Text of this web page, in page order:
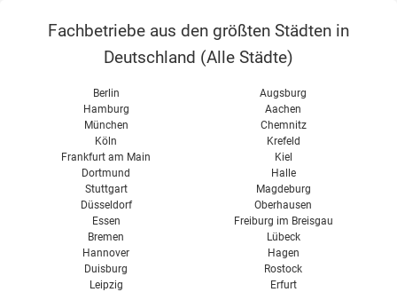
Elcore 2400
Logapower FC 10
Vitovalor PT2
Fachbetriebe aus den größten Städten in
Deutschland (Alle Städte)
Berlin
Hamburg
München
Köln
Frankfurt am Main
Dortmund
Stuttgart
Düsseldorf
Essen
Bremen
Hannover
Duisburg
Leipzig
Augsburg
Aachen
Chemnitz
Krefeld
Kiel
Halle
Magdeburg
Oberhausen
Freiburg im Breisgau
Lübeck
Hagen
Rostock
Erfurt